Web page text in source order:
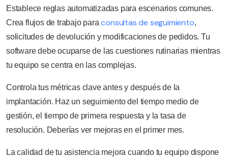
Establece reglas automatizadas para escenarios comunes.
Crea flujos de trabajo paraconsultas de seguimiento,
solicitudes de devolución y modificaciones de pedidos. Tu
software debe ocuparse de las cuestiones rutinarias mientras
tu equipo se centra en las complejas.
Controla tus métricas clave antes y después de la
implantación. Haz un seguimiento del tiempo medio de
gestión, el tiempo de primera respuesta y la tasa de
resolución. Deberías ver mejoras en el primer mes.
La calidad de tu asistencia mejora cuando tu equipo dispone